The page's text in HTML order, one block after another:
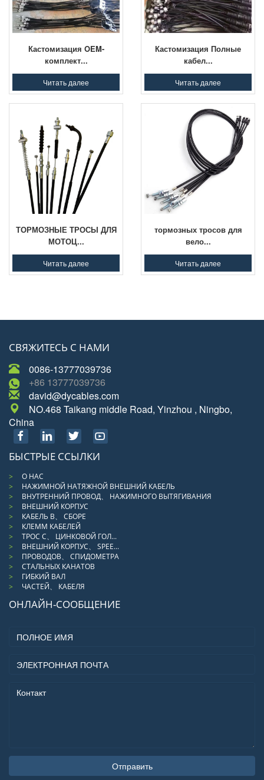
Кастомизация OEM-
комплект...
Читать далее
Кастомизация Полные
кабел...
Читать далее
ТОРМОЗНЫЕ ТРОСЫ ДЛЯ
МОТОЦ...
Читать далее
тормозных тросов для
вело...
Читать далее
СВЯЖИТЕСЬ С НАМИ
0086-13777039736
+86 13777039736
david@dycables.com
NO.468 Taikang middle Road, Yinzhou , Ningbo,
China
БЫСТРЫЕ ССЫЛКИ
О НАС
НАЖИМНОЙ НАТЯЖНОЙ ВНЕШНИЙ КАБЕЛЬ
ВНУТРЕННИЙ ПРОВОД、 НАЖИМНОГО ВЫТЯГИВАНИЯ
ВНЕШНИЙ КОРПУС
КАБЕЛЬ В、 СБОРЕ
КЛЕММ КАБЕЛЕЙ
ТРОС С、 ЦИНКОВОЙ ГОЛ...
ВНЕШНИЙ КОРПУС、 SPEE...
ПРОВОДОВ、 СПИДОМЕТРА
СТАЛЬНЫХ КАНАТОВ
ГИБКИЙ ВАЛ
ЧАСТЕЙ、 КАБЕЛЯ
ОНЛАЙН-СООБЩЕНИЕ
Отправить